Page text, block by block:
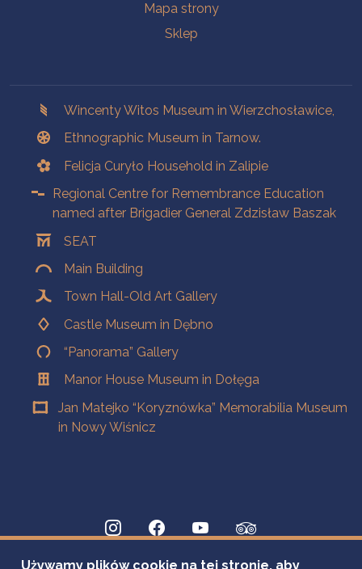
Mapa strony
Sklep
Wincenty Witos Museum in Wierzchosławice,
Ethnographic Museum in Tarnow.
Felicja Curyło Household in Zalipie
Regional Centre for Remembrance Education
named after Brigadier General Zdzisław Baszak
SEAT
Main Building
Town Hall-Old Art Gallery
Castle Museum in Dębno
“Panorama” Gallery
Manor House Museum in Dołęga
Jan Matejko “Koryznówka” Memorabilia Museum
in Nowy Wiśnicz
Używamy plików cookie na tej stronie, aby